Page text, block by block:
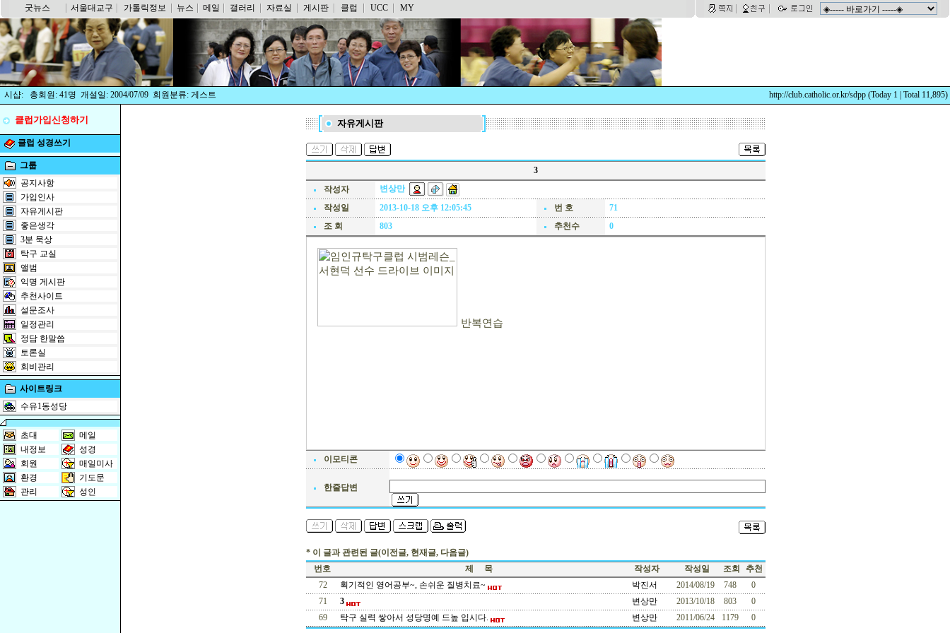
굿뉴스 서울대교구 가톨릭정보 뉴스 메일 갤러리 자료실 게시판 클럽 UCC MY
시샵: 총회원: 41명 개설일: 2004/07/09 회원분류: 게스트 http://club.catholic.or.kr/sdpp (Today 1 | Total 11,895)
클럽가입신청하기
클럽 성경쓰기
그룹
공지사항
가입인사
자유게시판
좋은생각
3분 묵상
탁구 교실
앨범
익명 게시판
추천사이트
설문조사
일정관리
정담 한말씀
토론실
회비관리
사이트링크
수유1동성당
초대
메일
내정보
성경
회원
매일미사
환경
기도문
관리
성인
자유게시판
3
작성자
변상만
작성일
2013-10-18 오후 12:05:45 번 호
71
조 회
803 추천수 0
반복연습
이모티콘
한줄답변
* 이 글과 관련된 글(이전글, 현재글, 다음글)
번호
제 목 작성자 작성일 조회
추천
72
획기적인 영어공부~, 손쉬운 질병치료~ 박진서 2014/08/19 748
0
71
3 변상만 2013/10/18 803
0
69
탁구 실력 쌓아서 성당명예 드높 입시다. 변상만 2011/06/24 1179 0